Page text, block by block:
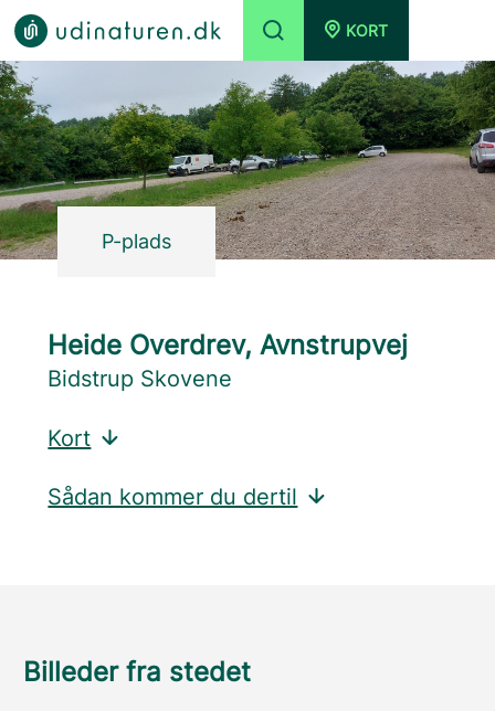
KORT
P-plads
Heide Overdrev, Avnstrupvej
Bidstrup Skovene
Kort
Sådan kommer du dertil
Billeder fra stedet